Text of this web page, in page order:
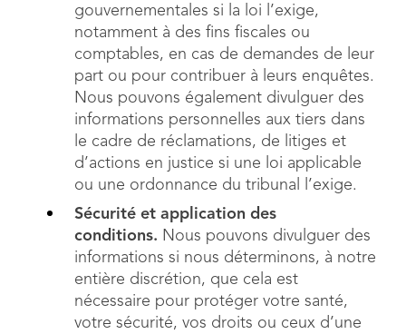
gouvernementales si la loi l’exige,
notamment à des fins fiscales ou
comptables, en cas de demandes de leur
part ou pour contribuer à leurs enquêtes.
Nous pouvons également divulguer des
informations personnelles aux tiers dans
le cadre de réclamations, de litiges et
d’actions en justice si une loi applicable
ou une ordonnance du tribunal l’exige.
Sécurité et application des
conditions. Nous pouvons divulguer des
informations si nous déterminons, à notre
entière discrétion, que cela est
nécessaire pour protéger votre santé,
votre sécurité, vos droits ou ceux d’une